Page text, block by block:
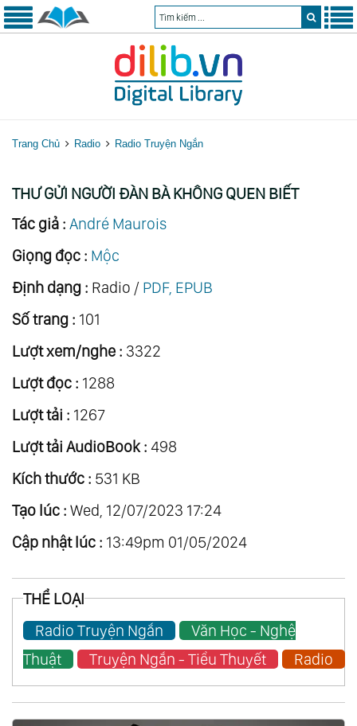
Trang Chủ Radio Radio Truyện Ngắn
THƯ GỬI NGƯỜI ĐÀN BÀ KHÔNG QUEN BIẾT
Tác giả : André Maurois
Giọng đọc : Mộc
Định dạng : Radio / PDF, EPUB
Số trang : 101
Lượt xem/nghe : 3322
Lượt đọc : 1288
Lượt tải : 1267
Lượt tải AudioBook : 498
Kích thước : 531 KB
Tạo lúc : Wed, 12/07/2023 17:24
Cập nhật lúc : 13:49pm 01/05/2024
THỂ LOẠI
Radio Truyện Ngắn
Văn Học - Nghệ
Thuật
Truyện Ngắn - Tiểu Thuyết Radio